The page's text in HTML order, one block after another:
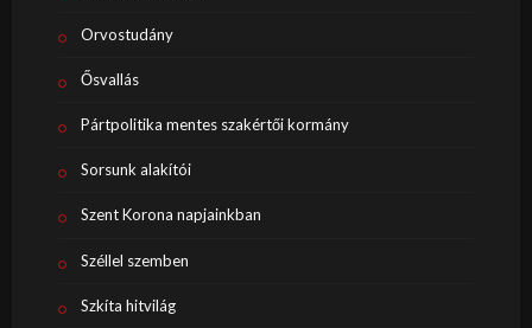
Orvostudány
Ősvallás
Pártpolitika mentes szakértői kormány
Sorsunk alakítói
Szent Korona napjainkban
Széllel szemben
Szkíta hitvilág